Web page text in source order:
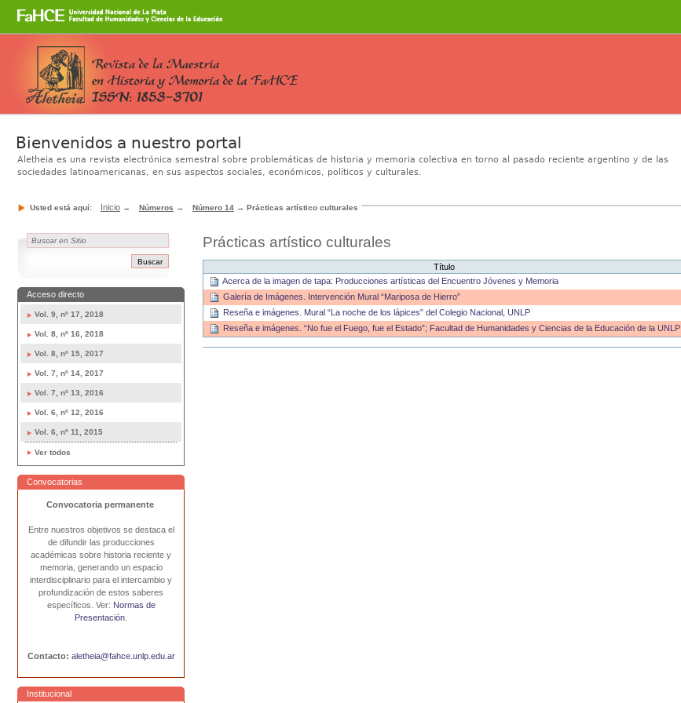
navegación
Bienvenidos a nuestro portal
Aletheia es una revista electrónica semestral sobre problemáticas de historia y memoria colectiva en torno al pasado reciente argentino y de las
sociedades latinoamericanas, en sus aspectos sociales, económicos, políticos y culturales.
Usted está aquí: Inicio → Números → Número 14 → Prácticas artístico culturales
Acceso directo
Vol. 9, nº 17, 2018
Vol. 8, nº 16, 2018
Vol. 8, nº 15, 2017
Vol. 7, nº 14, 2017
Vol. 7, nº 13, 2016
Vol. 6, nº 12, 2016
Vol. 6, nº 11, 2015
Ver todos
Convocatorias
Convocatoria permanente
Entre nuestros objetivos se destaca el
de difundir las producciones
académicas sobre historia reciente y
memoria, generando un espacio
interdisciplinario para el intercambio y
profundización de estos saberes
específicos. Ver: Normas de
Presentación
Contacto: aletheia@fahce.unlp.edu.ar
Institucional
Prácticas artístico culturales
Título
Acerca de la imagen de tapa: Producciones artísticas del Encuentro Jóvenes y Memoria
Galería de Imágenes. Intervención Mural “Mariposa de Hierro”
Reseña e imágenes. Mural “La noche de los lápices” del Colegio Nacional, UNLP
Reseña e imágenes. “No fue el Fuego, fue el Estado”; Facultad de Humanidades y Ciencias de la Educación de la UNLP